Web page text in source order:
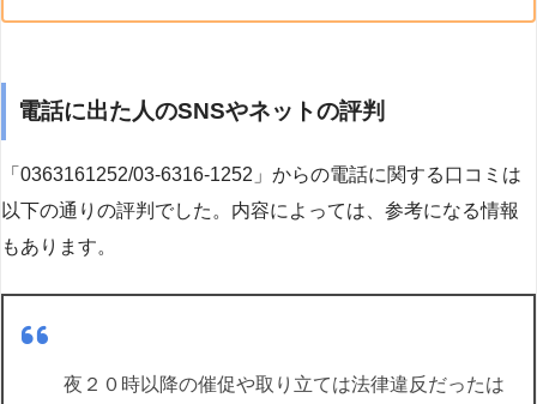
電話に出た人のSNSやネットの評判
「0363161252/03-6316-1252」からの電話に関する口コミは
以下の通りの評判でした。内容によっては、参考になる情報
もあります。
夜２０時以降の催促や取り立ては法律違反だったは